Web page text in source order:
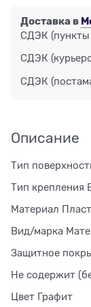
Доставка в
СДЭК (пункты
СДЭК
СДЭК
Описание
Тип
Тип крепления
Материал
Вид/марка
Защитное
Не содержит
Цвет Графит